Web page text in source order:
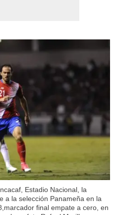
Estadio Nacional, la
a la selección Panameña en la
final empate a cero, en